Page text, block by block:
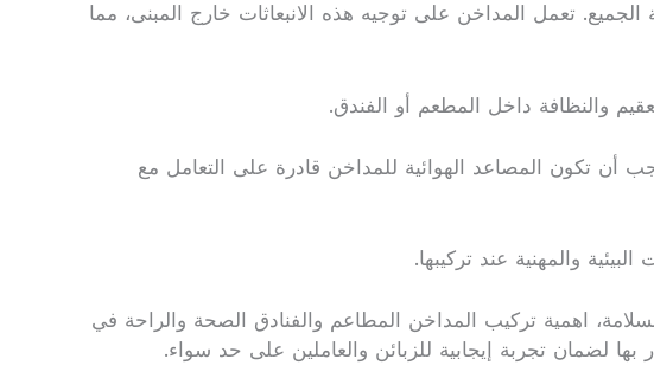
تعمل المداخن على توجيه هذه الانبعاثات خارج المبنى، مما
والنظافة داخل المطعم أو الفندق.
تكون المصاعد الهوائية للمداخن قادرة على التعامل مع
والمهنية عند تركيبها.
اهمية تركيب المداخن المطاعم والفنادق الصحة والراحة في
لضمان تجربة إيجابية للزبائن والعاملين على حد سواء.